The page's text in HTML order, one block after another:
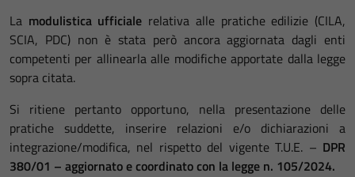
La modulistica ufficiale relativa alle pratiche edilizie (CILA,
SCIA, PDC) non è stata però ancora aggiornata dagli enti
competenti per allinearla alle modifiche apportate dalla legge
sopra citata.
Si ritiene pertanto opportuno, nella presentazione delle
pratiche suddette, inserire relazioni e/o dichiarazioni a
integrazione/modifica, nel rispetto del vigente T.U.E. – DPR
380/01 – aggiornato e coordinato con la legge n. 105/2024.